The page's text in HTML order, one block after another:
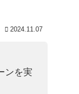
2024.11.07
ンを実